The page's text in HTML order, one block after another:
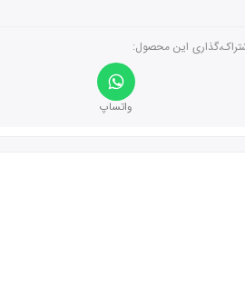
این محصول‌:
واتساپ